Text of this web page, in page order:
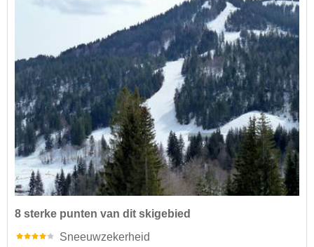
8 sterke punten van dit skigebied
Sneeuwzekerheid